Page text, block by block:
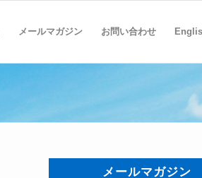
メールマガジン お問い合わせ
メールマガジン